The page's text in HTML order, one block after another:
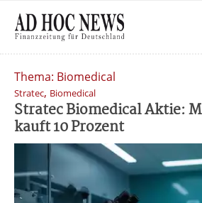
Thema: Biomedical
Stratec, Biomedical
Stratec Biomedical Aktie:
kauft 10 Prozent